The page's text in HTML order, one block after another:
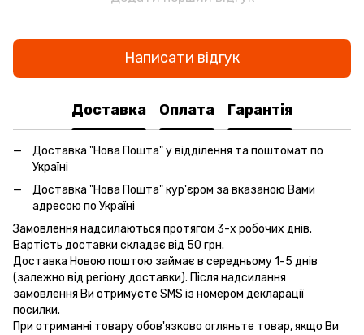
Написати відгук
Доставка Оплата Гарантія
Доставка "Нова Пошта" у відділення та поштомат по
Україні
Доставка "Нова Пошта" кур'єром за вказаною Вами
адресою по Україні
Замовлення надсилаються протягом 3-х робочих днів.
Вартість доставки складає від 50 грн.
Доставка Новою поштою займає в середньому 1-5 днів
(залежно від регіону доставки). Після надсилання
замовлення Ви отримуєте SMS із номером декларації
посилки.
При отриманні товару обов'язково огляньте товар, якщо Ви